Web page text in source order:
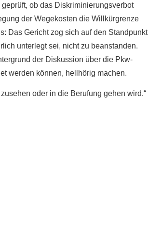
ob das Diskriminierungsverbot
der Wegekosten die Willkürgrenze
Das Gericht zog sich auf den Standpunkt
unterlegt sei, nicht zu beanstanden.
der Diskussion über die Pkw-
werden können, hellhörig machen.
oder in die Berufung gehen wird.“